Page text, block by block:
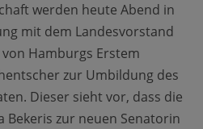
werden heute Abend in
mit dem Landesvorstand
Hamburgs Erstem
zur Umbildung des
Dieser sieht vor, dass die
Bekeris zur neuen Senatorin